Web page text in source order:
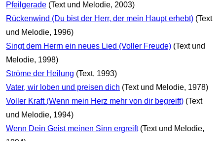
Pfeilgerade (Text und Melodie, 2003)
Rückenwind (Du bist der Herr, der mein Haupt erhebt) (Text
und Melodie, 1996)
Singt dem Herrn ein neues Lied (Voller Freude) (Text und
Melodie, 1998)
Ströme der Heilung (Text, 1993)
Vater, wir loben und preisen dich (Text und Melodie, 1978)
Voller Kraft (Wenn mein Herz mehr von dir begreift) (Text
und Melodie, 1994)
Wenn Dein Geist meinen Sinn ergreift (Text und Melodie,